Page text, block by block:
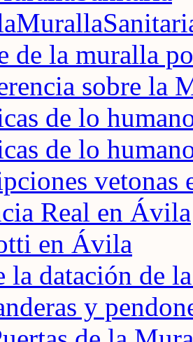
de la muralla
sobre la
de lo
de lo
vetonas
Real en Ávila
en Ávila
la datación de
y